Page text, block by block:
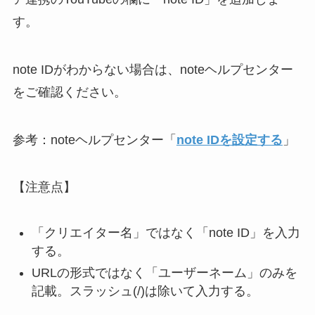
す。
note IDがわからない場合は、noteヘルプセンター
をご確認ください。
参考：noteヘルプセンター「 note IDを設定する 」
【注意点】
「クリエイター名」ではなく「note ID」を入力
する。
URLの形式ではなく「ユーザーネーム」のみを
記載。スラッシュ(/)は除いて入力する。